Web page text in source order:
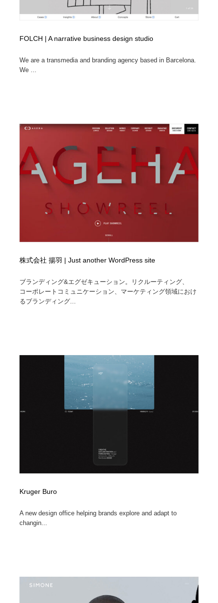
FOLCH | A narrative business design studio
We are a transmedia and branding agency based in Barcelona.
We ...
株式会社 揚羽 | Just another WordPress site
ブランディング&エグゼキューション。リクルーティング、
コーポレートコミュニケーション、マーケティング領域におけ
るブランディング...
Kruger Buro
A new design office helping brands explore and adapt to
changin...